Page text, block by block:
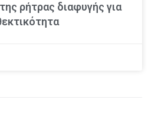
ρήτρας διαφυγής για